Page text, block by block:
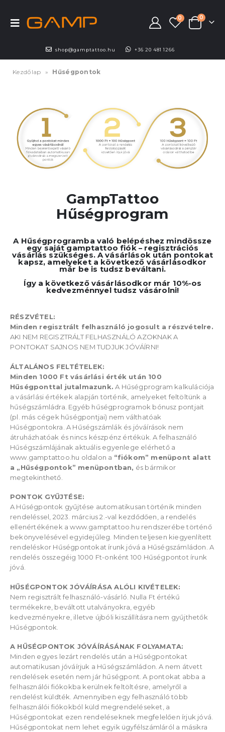
0 0
shop@gamptattoo.hu +36 20 481 1266
Kezdőlap » Hűségpontok
GampTattoo
Hűségprogram
A Hűségprogramba való belépéshez mindössze
egy saját gamptattoo fiók – regisztrációs
vásárlás szükséges.A vásárlások után pontokat
kapsz, amelyeket a következő vásárlásodkor
már be is tudsz beváltani.
Így a következő vásárlásodkor már 10%-os
kedvezménnyel tudsz vásárolni!
RÉSZVÉTEL:
Minden regisztrált felhasználó jogosult a részvételre.
AKI NEM REGISZTRÁLT FELHASZNÁLÓ AZOKNAK A
PONTOKAT SAJNOS NEM TUDJUK JÓVÁÍRNI!
ÁLTALÁNOS FELTÉTELEK:
Minden 1000 Ft vásárlási érték után 100
Hűségponttal jutalmazunk. A Hűségprogram kalkulációja
a vásárlási értékek alapján történik, amelyeket feltöltünk a
hűségszámládra. Egyéb hűségprogramok bónusz pontjait
(pl. más cégek hűségpontjai) nem válthatóak
Hűségpontokra. A Hűségszámlák és jóváírások nem
átruházhatóak és nincs készpénz értékük. A felhasználó
Hűségszámlájának aktuális egyenlege elérhető a
www.gamptattoo.hu oldalon a “fiókom” menüpont alatt
a „Hűségpontok” menüpontban, és bármikor
megtekinthető.
PONTOK GYŰJTÉSE:
A Hűségpontok gyűjtése automatikusan történik minden
rendeléssel, 2023. március 2.-val kezdődően, a rendelés
ellenértékének a www.gamptattoo.hu rendszerébe történő
bekönyvelésével egyidejűleg. Minden teljesen kiegyenlített
rendeléskor Hűségpontokat írunk jóvá a Hűségszámládon. A
rendelés összegéig 1000 Ft-onként 100 Hűségpontot írunk
jóvá.
HŰSÉGPONTOK JÓVÁÍRÁSA ALÓLI KIVÉTELEK:
Nem regisztrált felhasználó-vásárló. Nulla Ft értékű
termékekre, beváltott utalványokra, egyéb
kedvezményekre, illetve újbóli kiszállításra nem gyűjthetők
Hűségpontok.
A HŰSÉGPONTOK JÓVÁÍRÁSÁNAK FOLYAMATA:
Minden egyes lezárt rendelés után a Hűségpontokat
automatikusan jóváírjuk a Hűségszámládon. A nem átvett
rendelések esetén nem jár hűségpont. A pontokat abba a
felhasználói fiókokba kerülnek feltöltésre, amelyről a
rendelést küldték. Amennyiben egy felhasználó több
felhasználói fiókokból küld megrendeléseket, a
Hűségpontokat ezen rendeléseknek megfelelően írjuk jóvá.
Hűségpontokat nem lehet egyik ügyfélszámláról a másikra